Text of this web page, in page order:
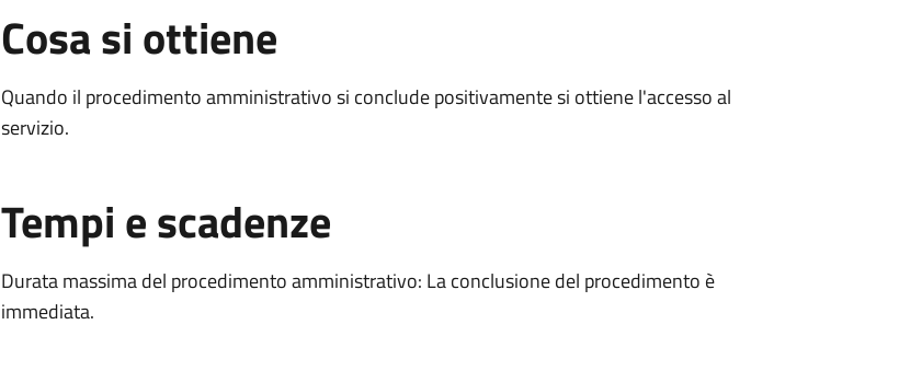
Cosa si ottiene
Quando il procedimento amministrativo si conclude positivamente si ottiene l'accesso al
servizio.
Tempi e scadenze
Durata massima del procedimento amministrativo: La conclusione del procedimento è
immediata.